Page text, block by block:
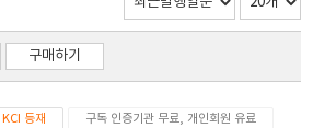
구매하기
KCI 등재 구독 인증기관 무료, 개인회원 유료